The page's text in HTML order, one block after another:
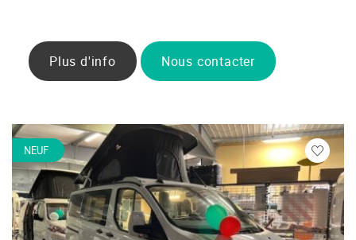
Plus d'info Nous contacter
NEUF
Veuillez
vous